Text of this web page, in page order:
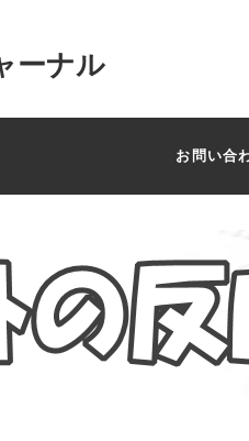
ーナル
お問い合